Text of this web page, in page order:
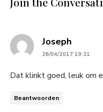
Josephsays:
26/04/2017 19:31
Dat klinkt goed, leuk om
Beantwoorden